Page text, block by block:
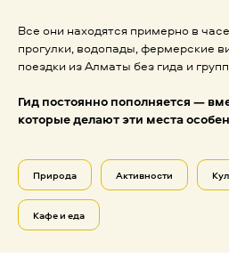
Все они находятся примерно в
прогулки, водопады, фермерские
поездки из Алматы без гида и
Гид постоянно пополняется —
которые делают эти места
Природа Активности
Кафе и еда